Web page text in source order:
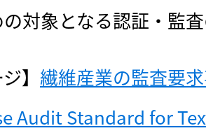
対象となる認証・監
】 繊維産業の監査要
Audit Standard for